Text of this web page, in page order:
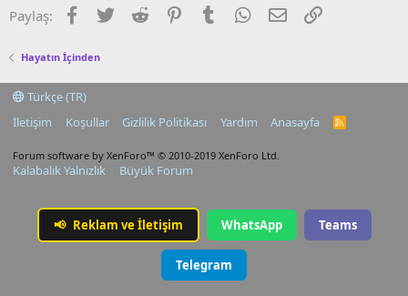
Paylaş: Facebook
TwitterReddit PinterestTumblrWhatsApp
E-postaLink
Hayatın İçinden
Türkçe (TR)
İletişim
Koşullar Gizlilik Politikası Yardım Anasayfa
R
Forum software by XenForo™ © 2010-2019 XenForo Ltd.
Kalabalık Yalnızlık Büyük Forum
📢 Reklam ve İletişim WhatsApp Teams
Telegram